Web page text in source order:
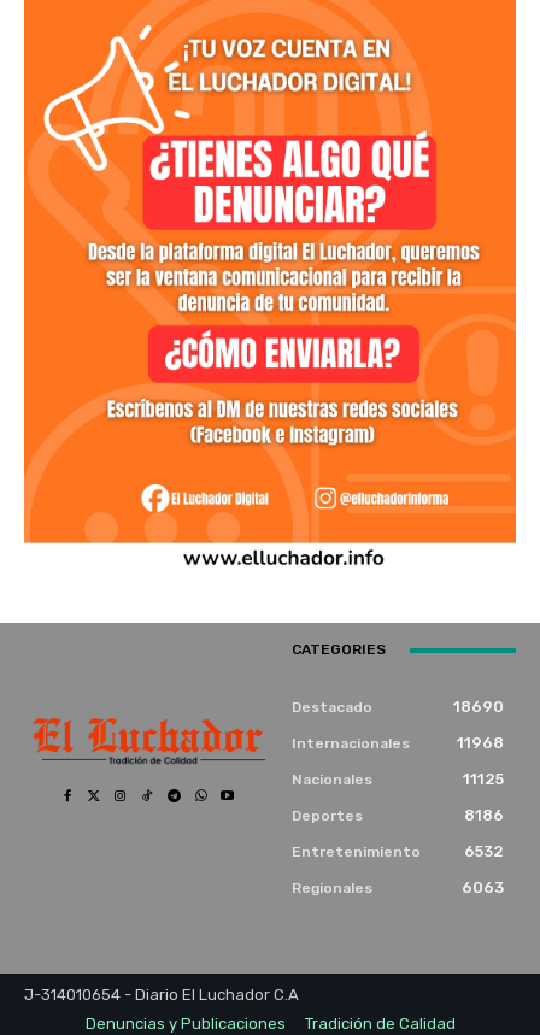
CATEGORIES
Destacado 18690
Internacionales 11968
Nacionales 11125
Deportes 8186
Entretenimiento 6532
Regionales 6063
J-314010654 - Diario El Luchador C.A
Denuncias y Publicaciones
Tradición de Calidad